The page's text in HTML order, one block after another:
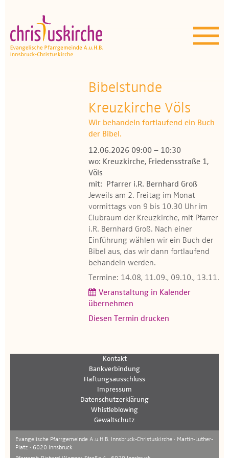
Aktuelles | Über uns
Unser Angebot
Termine
OEZ
Wissenswertes
Medien
Kontakt
Bibelstunde
Kreuzkirche Völs
Wir behandeln fortlaufend ein Buch
der Bibel.
12.06.2026 09:00 – 10:30
wo: Kreuzkirche, Friedensstraße 1,
Völs
mit: Pfarrer i.R. Bernhard Groß
Jeweils am 2. Freitag im Monat
vormittags von 9 bis 10.30 Uhr im
Clubraum der Kreuzkirche, mit Pfarrer
i.R. Bernhard Groß. Nach einer
Einführung wählen wir ein Buch der
Bibel aus, das wir dann fortlaufend
behandeln werden.
Termine: 14.08, 11.09., 09.10., 13.11.
Veranstaltung in Kalender
übernehmen
Diesen Termin drucken
Kontakt
Bankverbindung
Haftungsausschluss
Impressum
Datenschutzerklärung
Whistleblowing
Gewaltschutz
Evangelische Pfarrgemeinde A.u.H.B. Innsbruck-Christuskirche · Martin-Luther-
Platz · 6020 Innsbruck